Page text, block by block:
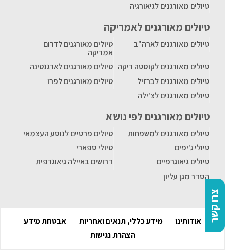
צרו קשר
טיולים מאורגנים לגיאורגיה
טיולים מאורגנים לאמריקה
טיולים מאורגנים לארה"ב
טיולים מאורגנים לדרום
אמריקה
טיולים מאורגנים לקוסטה ריקה טיולים מאורגנים לארגנטינה
טיולים מאורגנים לברזיל
טיולים מאורגנים לפרו
טיולים מאורגנים לצ'ילה
טיולים מאורגנים לפי נושא
טיולים מאורגנים למשפחות
טיולים פרטיים לנוסע העצמאי
טיולי ג'יפים
טיולי ספארי
טיולים גיאוגרפיים
דרושים באיילה גיאוגרפית
הסדר מגן עליון
אודותינו מידע כללי, תנאים ואחריות
אבטחת מידע
הצהרת נגישות